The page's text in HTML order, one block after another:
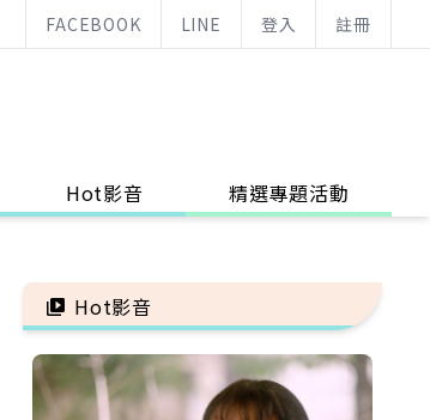
FACEBOOK LINE 登入 註冊
Hot影音 精選專題活動
Hot影音